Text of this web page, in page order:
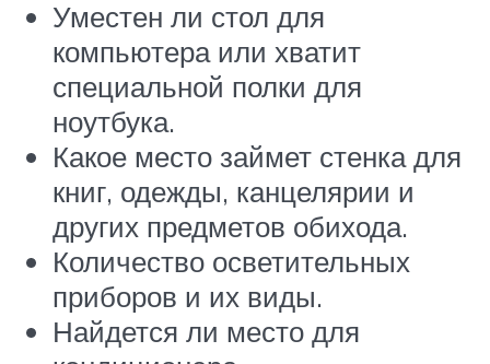
Уместен ли стол для
компьютера или хватит
специальной полки для
ноутбука.
Какое место займет стенка для
книг, одежды, канцелярии и
других предметов обихода.
Количество осветительных
приборов и их виды.
Найдется ли место для